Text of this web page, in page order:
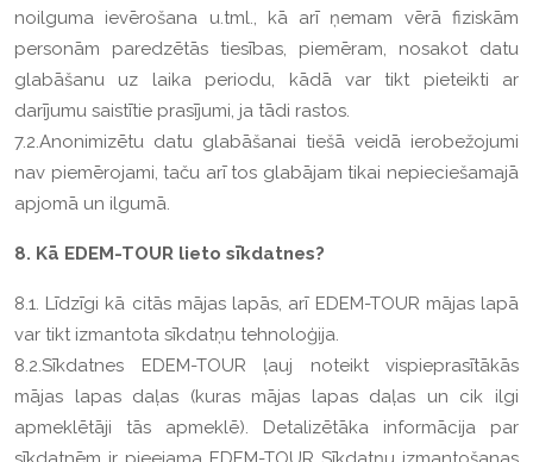
noilguma ievērošana u.tml., kā arī ņemam vērā fiziskām
personām paredzētās tiesības, piemēram, nosakot datu
glabāšanu uz laika periodu, kādā var tikt pieteikti ar
darījumu saistītie prasījumi, ja tādi rastos.
7.2.Anonimizētu datu glabāšanai tiešā veidā ierobežojumi
nav piemērojami, taču arī tos glabājam tikai nepieciešamajā
apjomā un ilgumā.
8. Kā EDEM-TOUR lieto sīkdatnes?
8.1. Līdzīgi kā citās mājas lapās, arī EDEM-TOUR mājas lapā
var tikt izmantota sīkdatņu tehnoloģija.
8.2.Sīkdatnes EDEM-TOUR ļauj noteikt vispieprasītākās
mājas lapas daļas (kuras mājas lapas daļas un cik ilgi
apmeklētāji tās apmeklē). Detalizētāka informācija par